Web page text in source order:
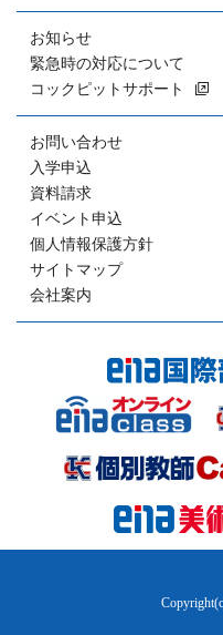
お知らせ
緊急時の対応について
コックピットサポート
お問い合わせ
入学申込
資料請求
イベント申込
個人情報保護方針
サイトマップ
会社案内